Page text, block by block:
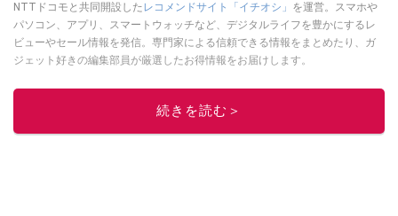
NTTドコモと共同開設した レコメンドサイト「イチオシ」 を運営。スマホや
パソコン、アプリ、スマートウォッチなど、デジタルライフを豊かにするレ
ビューやセール情報を発信。専門家による信頼できる情報をまとめたり、ガ
ジェット好きの編集部員が厳選したお得情報をお届けします。
このイチオシストの他の記事を読む
続きを読む＞